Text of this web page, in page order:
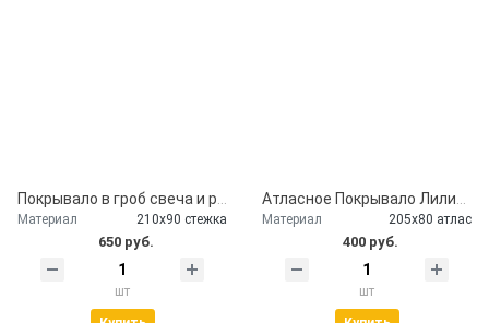
Материал 210х90 стежка
650 руб.
шт
Материал 205х80 атлас
400 руб.
шт